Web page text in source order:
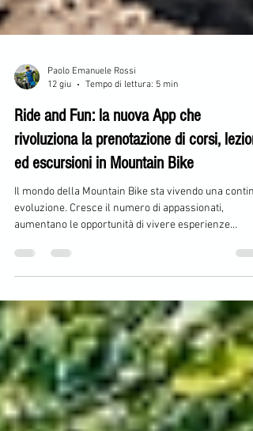
Paolo Emanuele Rossi
12 giu
Tempo di lettura: 5 min
Ride and Fun: la nuova App che
rivoluziona la prenotazione di corsi, lezioni
ed escursioni in Mountain Bike
evoluzione. Cresce il numero di appassionati,
nasce l'esigenza di avere strumenti semplici, intuitivi
e immediati per prenotare attività, corsi ed
Da questa esigenza nasce la nuova App Ride and
la soluzione digitale pensata per tutti coloro che
desiderano vivere la mountain bike in modo
smart e org